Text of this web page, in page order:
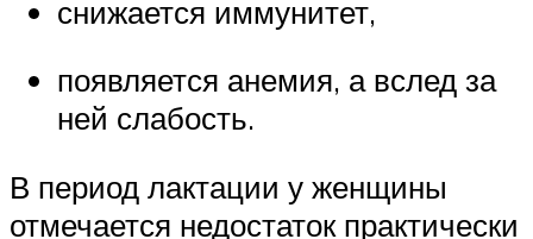
снижается иммунитет,
появляется анемия, а вслед за
ней слабость.
В период лактации у женщины
отмечается недостаток практически